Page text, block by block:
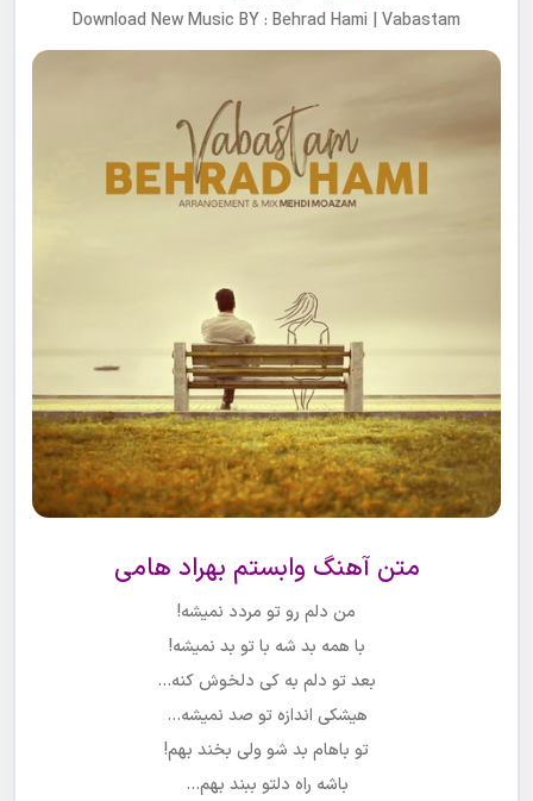
Download New Music BY : Behrad Hami | Vabastam
متن آهنگ وابستم بهراد هامی
من دلم رو تو مردد نمیشه!
با همه بد شه با تو بد نمیشه!
بعد تو دلم به کی دلخوش کنه…
هیشکی اندازه تو صد نمیشه…
تو باهام بد شو ولی بخند بهم!
باشه راه دلتو ببند بهم…